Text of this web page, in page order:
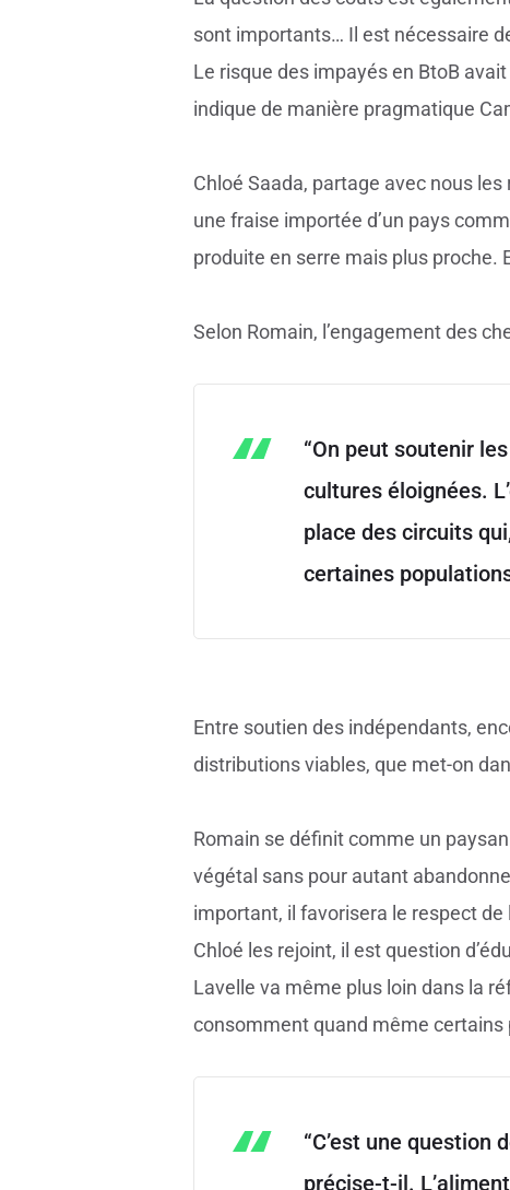
sont importants… Il est nécessaire
Le risque des impayés en BtoB
indique de manière pragmatique
Chloé Saada, partage avec nous
une fraise importée d’un pays
produite en serre mais plus proche.
Selon Romain, l’engagement des
“On peut soutenir
cultures éloignées.
place des circuits
certaines
Entre soutien des indépendants,
distributions viables, que met-on
Romain se définit comme un
végétal sans pour autant
important, il favorisera le respect de
Chloé les rejoint, il est question
Lavelle va même plus loin dans la
consomment quand même
“C’est une
précise-t-il.